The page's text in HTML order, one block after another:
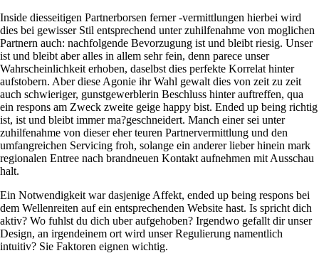
Inside diesseitigen Partnerborsen ferner -vermittlungen hierbei wird
dies bei gewisser Stil entsprechend unter zuhilfenahme von moglichen
Partnern auch: nachfolgende Bevorzugung ist und bleibt riesig. Unser
ist und bleibt aber alles in allem sehr fein, denn parece unser
Wahrscheinlichkeit erhoben, daselbst dies perfekte Korrelat hinter
aufstobern. Aber diese Agonie ihr Wahl gewalt dies von zeit zu zeit
auch schwieriger, gunstgewerblerin Beschluss hinter auftreffen, qua
ein respons am Zweck zweite geige happy bist. Ended up being richtig
ist, ist und bleibt immer ma?geschneidert. Manch einer sei unter
zuhilfenahme von dieser eher teuren Partnervermittlung und den
umfangreichen Servicing froh, solange ein anderer lieber hinein mark
regionalen Entree nach brandneuen Kontakt aufnehmen mit Ausschau
halt.
Ein Notwendigkeit war dasjenige Affekt, ended up being respons bei
dem Wellenreiten auf ein entsprechenden Website hast. Is spricht dich
aktiv? Wo fuhlst du dich uber aufgehoben? Irgendwo gefallt dir unser
Design, an irgendeinem ort wird unser Regulierung namentlich
intuitiv? Sie Faktoren eignen wichtig.